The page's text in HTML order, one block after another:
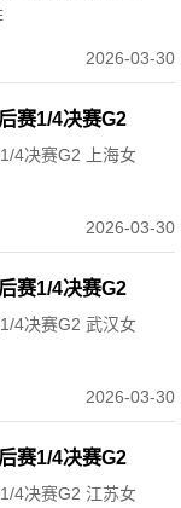
2026-03-30
赛1/4决赛G2
场集锦
4决赛G2 上海女
2026-03-30
赛1/4决赛G2
场集锦
4决赛G2 武汉女
2026-03-30
赛1/4决赛G2
场集锦
4决赛G2 江苏女